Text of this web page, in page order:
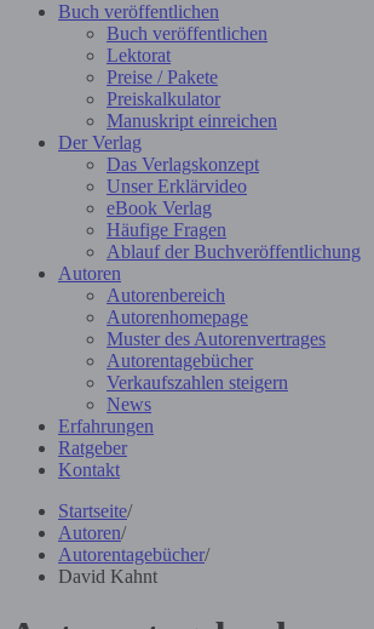
Buch veröffentlichen
Buch veröffentlichen
Lektorat
Preise / Pakete
Preiskalkulator
Manuskript einreichen
Der Verlag
Das Verlagskonzept
Unser Erklärvideo
eBook Verlag
Häufige Fragen
Ablauf der Buchveröffentlichung
Autoren
Autorenbereich
Autorenhomepage
Muster des Autorenvertrages
Autorentagebücher
Verkaufszahlen steigern
News
Erfahrungen
Ratgeber
Kontakt
Startseite/
Autoren/
Autorentagebücher/
David Kahnt